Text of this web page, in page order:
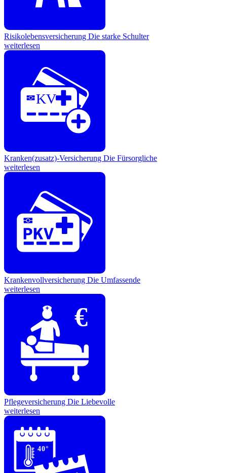
Risikolebensversicherung Die starke Schulter
weiterlesen
KV
Kranken(zusatz)-Versicherung Die Fürsorgliche
weiterlesen
Krankenvollversicherung Die Umfassende
weiterlesen
€
Pflegeversicherung Die Liebevolle
weiterlesen
40°